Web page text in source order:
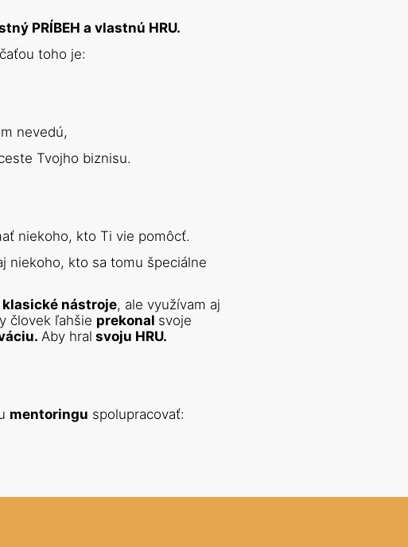
PRÍBEH a vlastnú HRU.
toho je:
nevedú,
niekoho, kto sa tomu špeciálne
klasické nástroje
človek ľahšie prekonal
Aby hral svoju HRU.
mentoringu spolupracovať: